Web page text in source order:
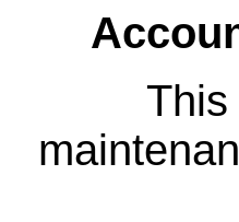
This